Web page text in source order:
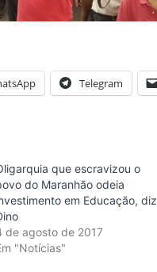
Telegram
que escravizou o
do Maranhão odeia
em Educação, diz
de agosto de 2017
"Notícias"